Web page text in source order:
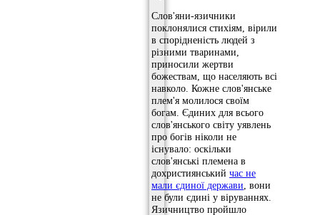
Слов'яни-язичники
поклонялися стихіям, вірили
в спорідненість людей з
різними тваринами,
приносили жертви
божествам, що населяють всі
навколо. Кожне слов'янське
плем'я молилося своїм
богам. Єдиних для всього
слов'янського світу уявлень
про богів ніколи не
існувало: оскільки
слов'янські племена в
дохристиянський час не
мали єдиної держави, вони
не були єдині у віруваннях.
Язичництво пройшло